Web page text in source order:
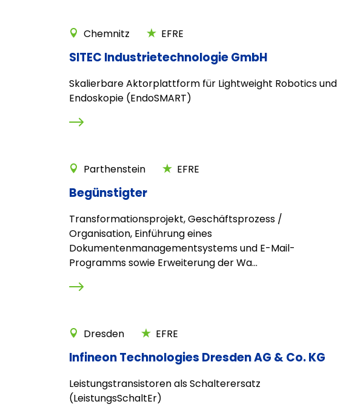
Chemnitz EFRE
SITEC Industrietechnologie GmbH
Skalierbare Aktorplattform für Lightweight Robotics und
Endoskopie (EndoSMART)
Parthenstein EFRE
Begünstigter
Transformationsprojekt, Geschäftsprozess /
Organisation, Einführung eines
Dokumentenmanagementsystems und E-Mail-
Programms sowie Erweiterung der Wa...
Dresden EFRE
Infineon Technologies Dresden AG & Co. KG
Leistungstransistoren als Schalterersatz
(LeistungsSchaltEr)